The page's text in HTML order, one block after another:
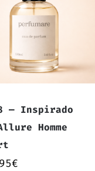
— Inspirado
Homme
€